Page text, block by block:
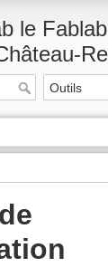
le Fablab